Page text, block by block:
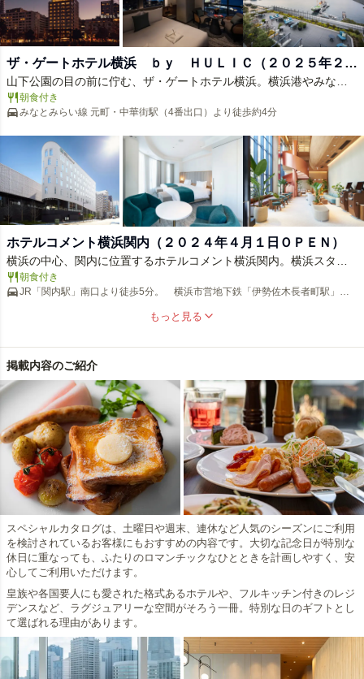
ザ・ゲートホテル横浜 ｂｙ ＨＵＬＩＣ（２０２５年２月
２６日開業）
山下公園の目の前に佇む、ザ・ゲートホテル横浜。横浜港やみなと
みらいの煌めく夜景など、息をのむ絶景が広がります。「街とアー
トの融合」をコンセプトに、横浜ゆかりの作品が館内に点在。洗練
された客室からは、移りゆく港町の表情を独り占めできます。最上
階レストランでの美食、屋上テラスでの非日常。横浜の魅力を深く
感じられる、特別な滞在を。
朝食付き
みなとみらい線 元町・中華街駅（4番出口）より徒歩約4分
ホテルコメント横浜関内（２０２４年４月１日ＯＰＥＮ）
横浜の中心、関内に位置するホテルコメント横浜関内。横浜スタジ
アムや中華街、山下公園へも徒歩圏内で、観光にもビジネスにも最
適な好立地です。シンプルながら機能的で快適な客室は、旅の疲れ
を癒します。無料Wi-Fiやコインランドリーなど、長期滞在にも便利
ートで快適なホテルステイを提供します。
朝食付き
JR「関内駅」南口より徒歩5分。 横浜市営地下鉄「伊勢佐木長者町駅」よ
もっと見る
掲載内容のご紹介
スペシャルカタログは、土曜日や週末、連休など人気のシーズンにご利用
を検討されているお客様にもおすすめの内容です。大切な記念日が特別な
休日に重なっても、ふたりのロマンチックなひとときを計画しやすく、安
心してご利用いただけます。
皇族や各国要人にも愛された格式あるホテルや、フルキッチン付きのレジ
デンスなど、ラグジュアリーな空間がそろう一冊。特別な日のギフトとし
て選ばれる理由があります。